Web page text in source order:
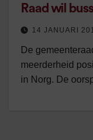
Raad wil
14 JANUARI
De
meerderheid
in Norg. De